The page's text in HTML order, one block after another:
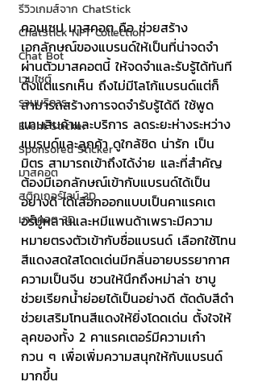
รีวิวเกมส์จาก ChatStick
ChatStick NFT Collection
Chat Bot
เวบไซต์
รวมบริการ
Event Sticker
Sponsored Sticker
มาสคอต
สติกเกอร์ไลน์ 3D
มาสคอต 3D
คอนเซป มาสคอต คือ ช่วยสร้าง
เอกลักษณ์ของแบรนด์ให้เป็นที่น่าจดจำ
ผ่านตัวมาสคอตนี้ ให้จดจำและรับรู้ได้ทันที
ตั้งแต่แรกเห็น ถึงไม่มีโลโก้แบรนด์แต่ก็
สามารถสร้างการจดจำรับรู้ได้ดี ใช้พูด
แทนสินค้าและบริการ ลดระยะห่างระหว่าง
แบรนด์และลูกค้า ดูใกล้ชิด น่ารัก เป็น
มิตร สามารถเข้าถึงได้ง่าย และที่สำคัญ
ต้องมีเอกลักษณ์เข้ากับแบรนด์ได้เป็น
อย่างดี ได้เลือกออกแบบเป็นคาแรคเต
อร์มู่หลานและหมีแพนด้าเพราะมีความ
หมายตรงตัวเข้ากับชื่อแบรนด์ เลือกใช้โทน
สีแดงสดใสโดดเด่นมีกลิ่นอายบรรยากาศ
ความเป็นจีน ชวนให้นึกถึงหม่าล่า ชาบู
ช่วยเรียกน้ำย่อยได้เป็นอย่างดี ตัดดับสีดำ
ช่วยเสริมโทนสีแดงให้ยิ่งโดดเด่น ตั้งใจให้
ลุคของทั้ง 2 คาแรคเตอร์มีความเก๋า
กวน ๆ เพื่อเพิ่มความสนุกให้กับแบรนด์
มากขึ้น